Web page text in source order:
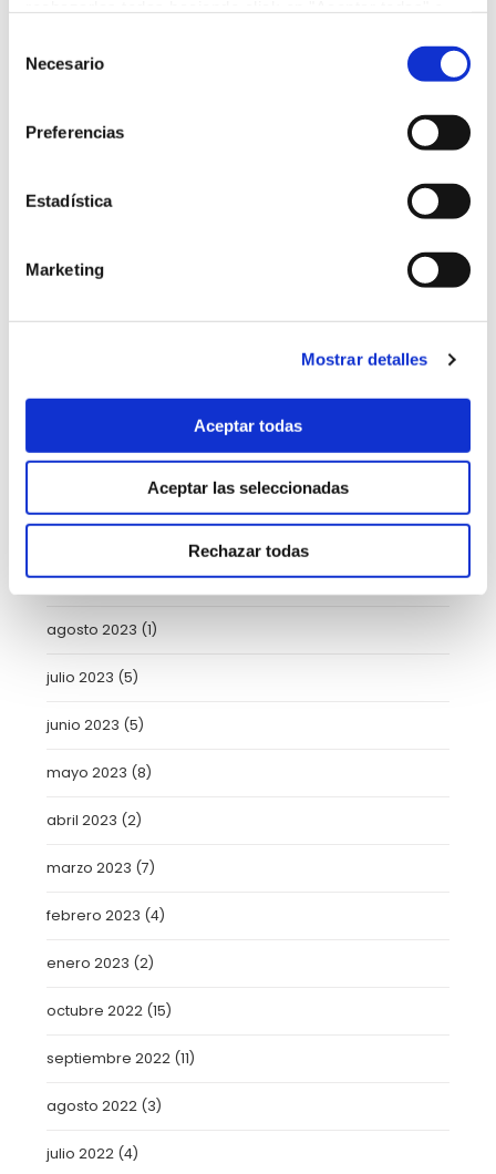
política de cookies
Necesario
Preferencias
Estadística
Marketing
Mostrar detalles
Aceptar todas
Aceptar las seleccionadas
Rechazar todas
diciembre 2024(2)
noviembre 2024
agosto 2024
noviembre 2023(1)
septiembre 2023(2)
agosto 2023 (1)
julio 2023 (5)
junio 2023 (5)
mayo 2023 (8)
abril 2023 (2)
marzo 2023 (7)
febrero 2023 (4)
enero 2023 (2)
octubre 2022 (15)
septiembre 2022 (11)
agosto 2022 (3)
julio 2022 (4)